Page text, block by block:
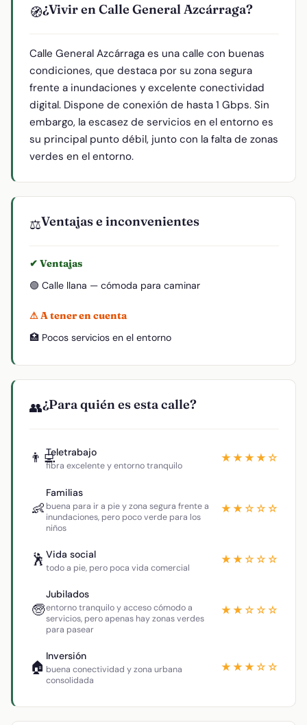
🧭¿Vivir en Calle General Azcárraga?
Calle General Azcárraga es una calle con buenas
condiciones, que destaca por su zona segura
frente a inundaciones y excelente conectividad
digital. Dispone de conexión de hasta 1 Gbps. Sin
embargo, la escasez de servicios en el entorno es
su principal punto débil, junto con la falta de zonas
verdes en el entorno.
⚖️Ventajas e inconvenientes
✔ Ventajas
🟢 Calle llana — cómoda para caminar
⚠ A tener en cuenta
🏥 Pocos servicios en el entorno
👥¿Para quién es esta calle?
👨‍💻Teletrabajo
fibra excelente y entorno tranquilo
★★★★☆
👶
Familias
buena para ir a pie y zona segura frente a
inundaciones, pero poco verde para los
niños
★★☆☆☆
🕺 Vida social
todo a pie, pero poca vida comercial
★★☆☆☆
🧓
Jubilados
entorno tranquilo y acceso cómodo a
servicios, pero apenas hay zonas verdes
para pasear
★★☆☆☆
🏠
Inversión
buena conectividad y zona urbana
consolidada
★★★☆☆